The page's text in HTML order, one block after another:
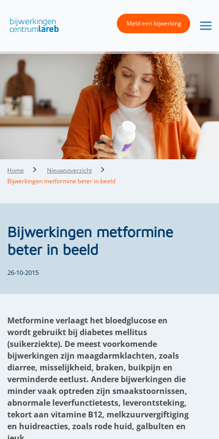
Meld een bijwerking
Home
Nieuwsoverzicht
Bijwerkingen metformine beter in beeld
Bijwerkingen metformine
beter in beeld
26-10-2015
Metformine verlaagt het bloedglucose en
wordt gebruikt bij diabetes mellitus
(suikerziekte). De meest voorkomende
bijwerkingen zijn maagdarmklachten, zoals
diarree, misselijkheid, braken, buikpijn en
verminderde eetlust. Andere bijwerkingen die
minder vaak optreden zijn smaakstoornissen,
abnormale leverfunctietests, leverontsteking,
tekort aan vitamine B12, melkzuurvergiftiging
en huidreacties, zoals rode huid, galbulten en